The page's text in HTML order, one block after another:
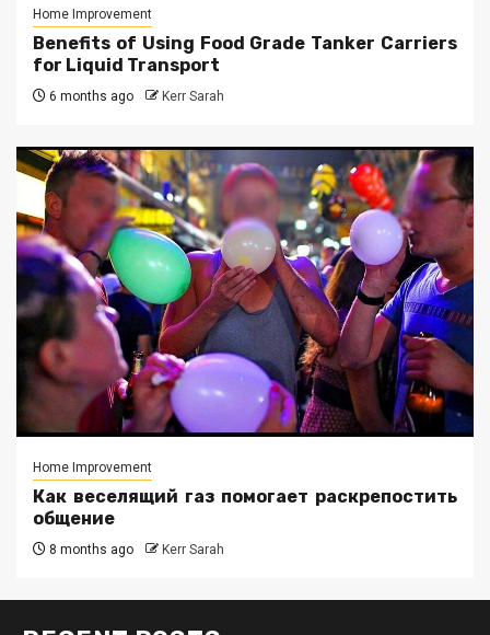
Home Improvement
Benefits of Using Food Grade Tanker Carriers
for Liquid Transport
6 months ago Kerr Sarah
Home Improvement
Как веселящий газ помогает раскрепостить
общение
8 months ago Kerr Sarah